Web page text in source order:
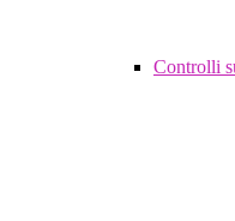
Controlli